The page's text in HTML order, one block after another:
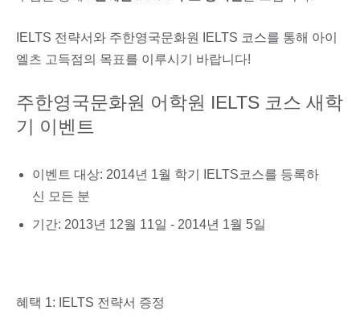
IELTS 전략서와 주한영국문화원 IELTS 코스를 통해 아이
엘츠 고득점의 목표를 이루시기 바랍니다!
주한영국문화원 어학원 IELTS 코스 새학
기 이벤트
이벤트 대상: 2014년 1월 학기 IELTS코스를 등록하
신 모든 분
기간: 2013년 12월 11일 - 2014년 1월 5일
혜택 1: IELTS 전략서 증정